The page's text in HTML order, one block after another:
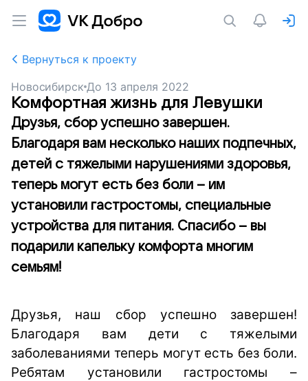
Вернуться к проекту
Новосибирск До 13 апреля 2022
Комфортная жизнь для Левушки
Друзья, сбор успешно завершен.
Благодаря вам несколько наших подпечных,
детей с тяжелыми нарушениями здоровья,
теперь могут есть без боли – им
установили гастростомы, специальные
устройства для питания. Спасибо – вы
подарили капельку комфорта многим
семьям!
Друзья, наш сбор успешно завершен!
Благодаря вам дети с тяжелыми
заболеваниями теперь могут есть без боли.
Ребятам установили гастростомы –